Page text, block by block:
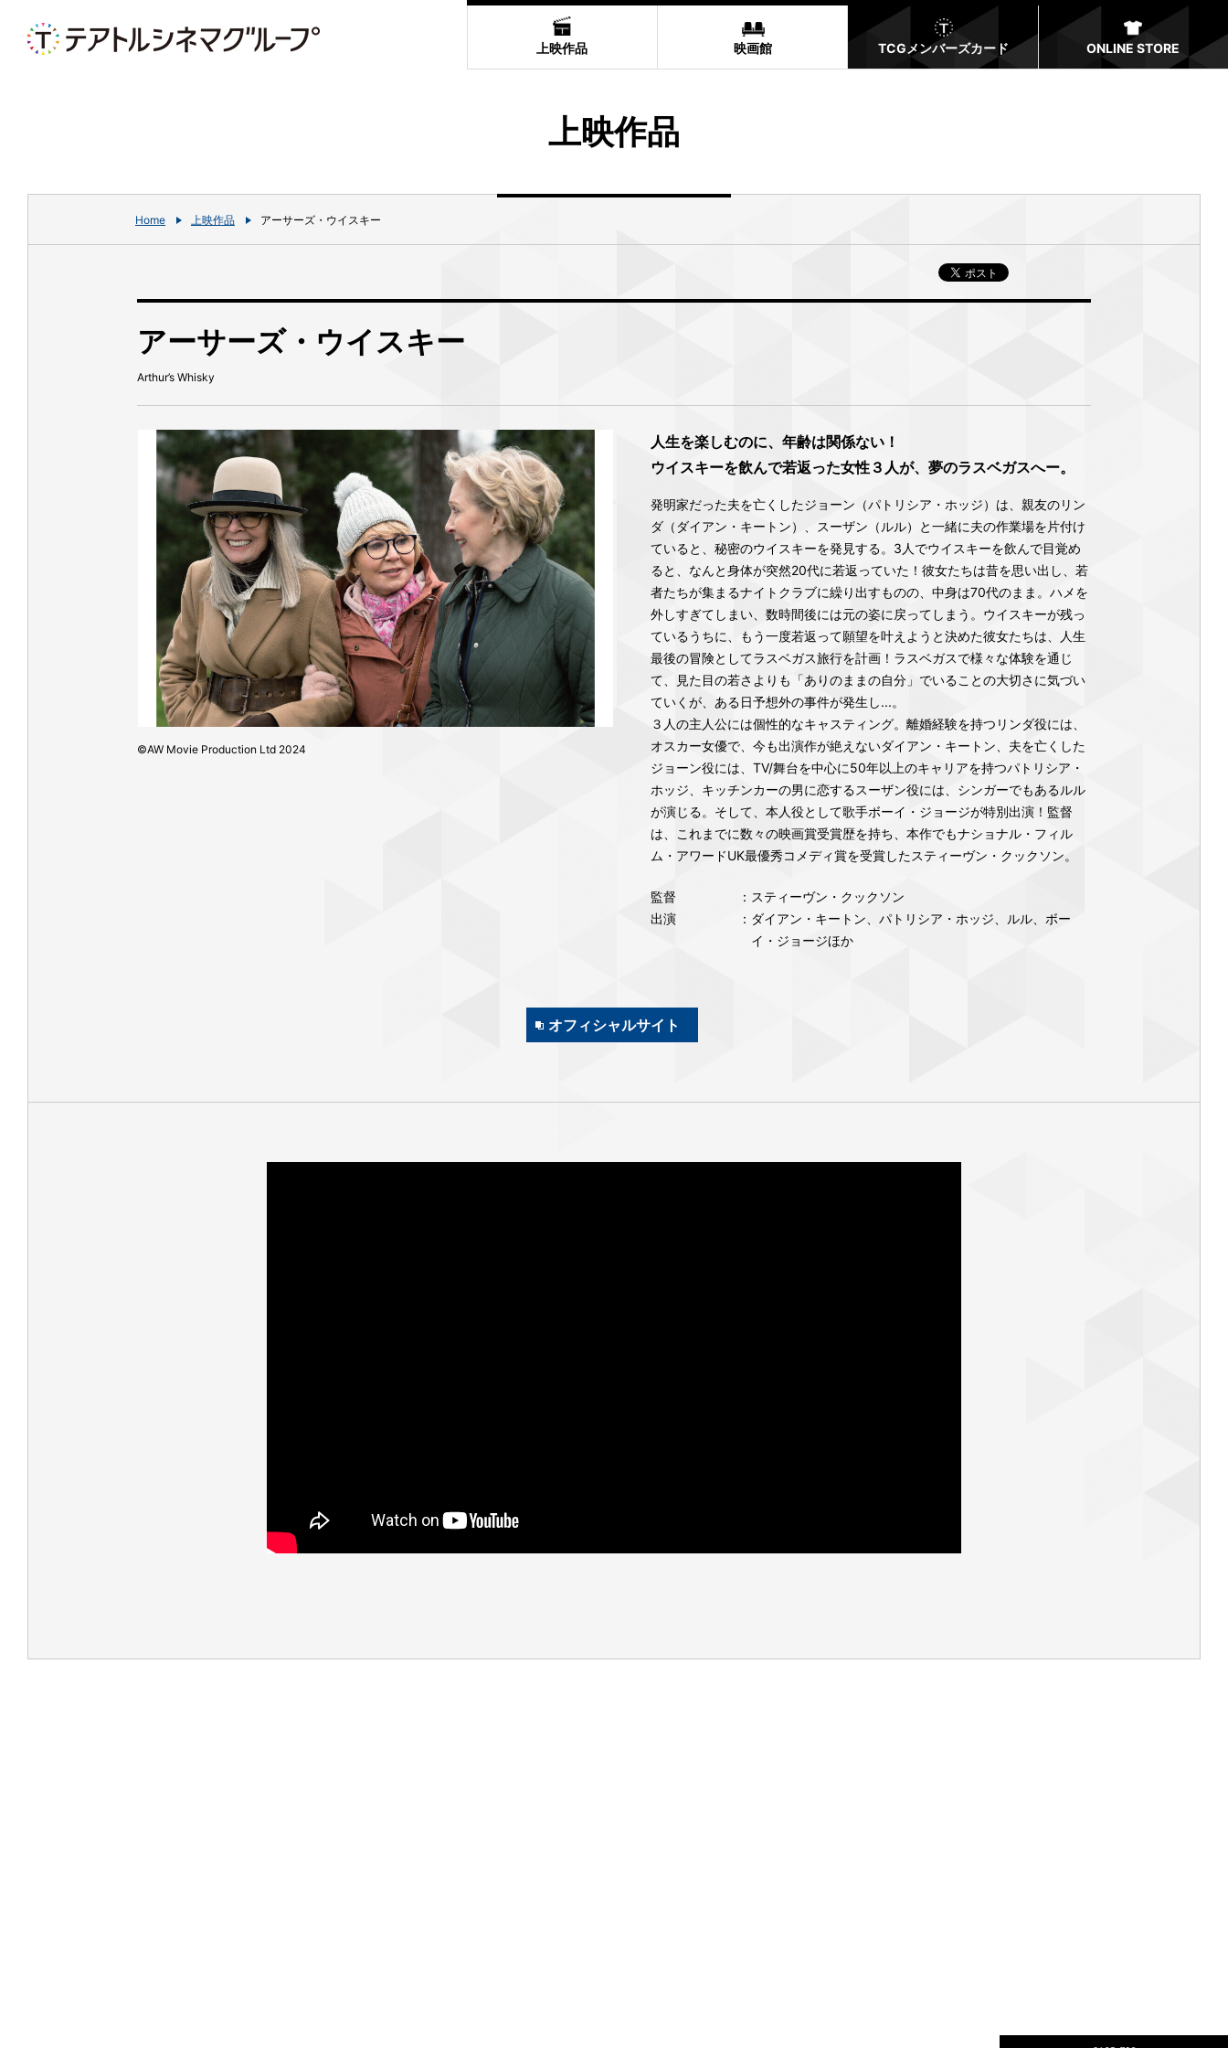
上映作品 映画館 TCGメンバーズカード ONLINE STORE
上映作品
Home 上映作品 アーサーズ・ウイスキー
アーサーズ・ウイスキー
Arthur’s Whisky
©AW Movie Production Ltd 2024
人生を楽しむのに、年齢は関係ない！
ウイスキーを飲んで若返った女性３人が、夢のラスベガスへー。
発明家だった夫を亡くしたジョーン（パトリシア・ホッジ）は、親友のリン
ダ（ダイアン・キートン）、スーザン（ルル）と一緒に夫の作業場を片付け
ていると、秘密のウイスキーを発見する。3人でウイスキーを飲んで目覚め
ると、なんと身体が突然20代に若返っていた！彼女たちは昔を思い出し、若
者たちが集まるナイトクラブに繰り出すものの、中身は70代のまま。ハメを
外しすぎてしまい、数時間後には元の姿に戻ってしまう。ウイスキーが残っ
ているうちに、もう一度若返って願望を叶えようと決めた彼女たちは、人生
最後の冒険としてラスベガス旅行を計画！ラスベガスで様々な体験を通じ
て、見た目の若さよりも「ありのままの自分」でいることの大切さに気づい
ていくが、ある日予想外の事件が発生し...。
３人の主人公には個性的なキャスティング。離婚経験を持つリンダ役には、
オスカー女優で、今も出演作が絶えないダイアン・キートン、夫を亡くした
ジョーン役には、TV/舞台を中心に50年以上のキャリアを持つパトリシア・
ホッジ、キッチンカーの男に恋するスーザン役には、シンガーでもあるルル
が演じる。そして、本人役として歌手ボーイ・ジョージが特別出演！監督
は、これまでに数々の映画賞受賞歴を持ち、本作でもナショナル・フィル
ム・アワードUK最優秀コメディ賞を受賞したスティーヴン・クックソン。
監督
：スティーヴン・クックソン
出演
：ダイアン・キートン、パトリシア・ホッジ、ルル、ボー
イ・ジョージほか
オフィシャルサイト